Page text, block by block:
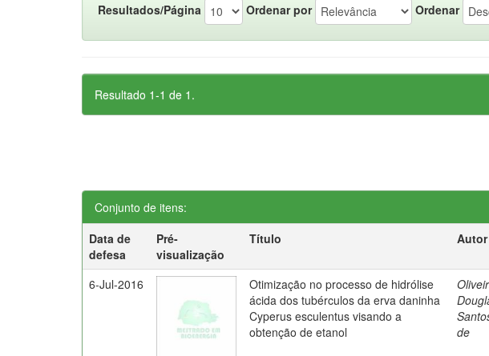
Resultados/Página Ordenar por Ordenar
Resultado 1-1 de 1.
Conjunto de itens:
Data de
defesa
Pré-
visualização
Título Autor
6-Jul-2016
Otimização no processo de hidrólise
ácida dos tubérculos da erva daninha
Cyperus esculentus visando a
obtenção de etanol
de